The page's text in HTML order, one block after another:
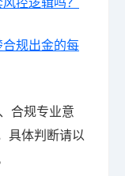
规出金的每
合规专业意
具体判断请以